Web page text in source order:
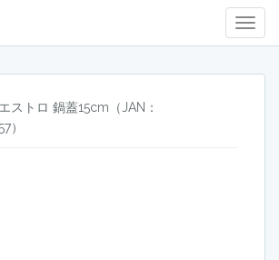
ストロ 鍋蓋15cm（JAN：
）